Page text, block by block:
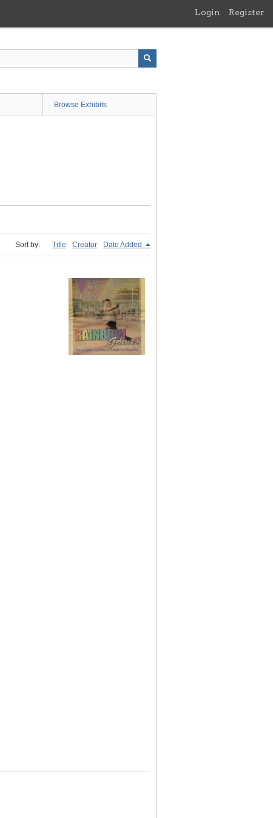
Login Register
Browse Exhibits
Sort by: Title Creator Date Added